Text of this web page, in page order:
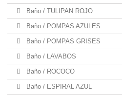
Baño / TULIPAN ROJO
Baño / POMPAS AZULES
Baño / POMPAS GRISES
Baño / LAVABOS
Baño / ROCOCO
Baño / ESPIRAL AZUL